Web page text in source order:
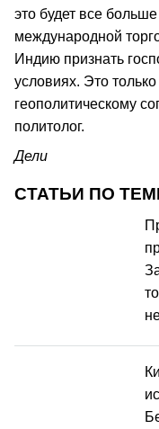
это будет все
международной
Индию признать
условиях. Это
геополитическому
политолог.
Дели
СТАТЬИ ПО